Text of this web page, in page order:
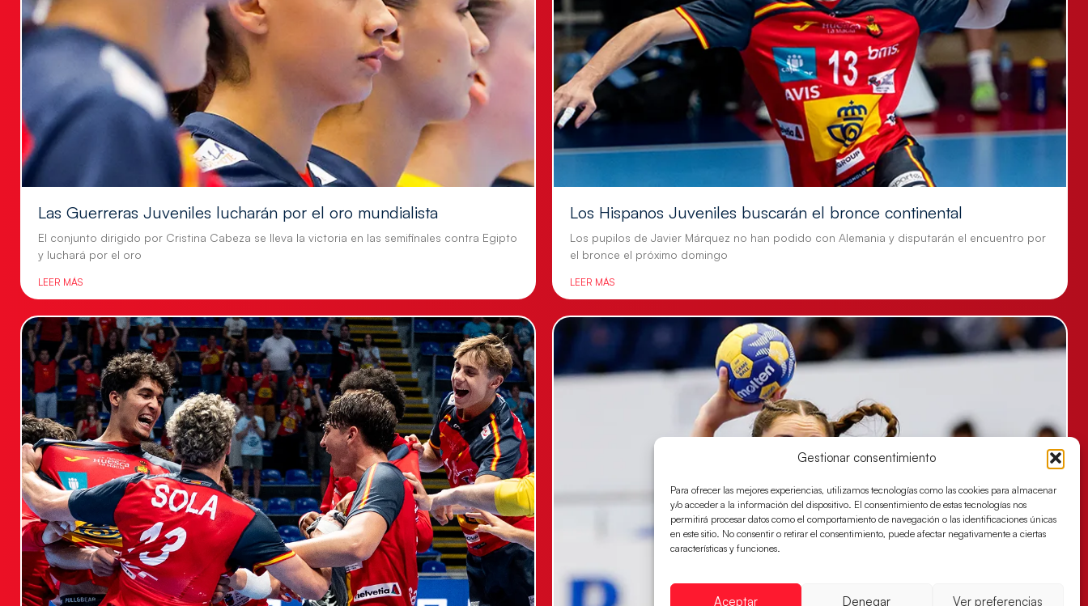
Gestionar consentimiento
Para ofrecer las mejores experiencias, utilizamos tecnologías como las cookies para almacenar
y/o acceder a la información del dispositivo. El consentimiento de estas tecnologías nos
permitirá procesar datos como el comportamiento de navegación o las identificaciones únicas
en este sitio. No consentir o retirar el consentimiento, puede afectar negativamente a ciertas
características y funciones.
Aceptar Denegar Ver preferencias
Las Guerreras Juveniles lucharán por el oro mundialista
El conjunto dirigido por Cristina Cabeza se lleva la victoria en las semifinales contra Egipto
y luchará por el oro
LEER MÁS
Los Hispanos Juveniles buscarán el bronce continental
Los pupilos de Javier Márquez no han podido con Alemania y disputarán el encuentro por
el bronce el próximo domingo
LEER MÁS